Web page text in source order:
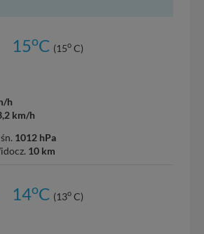
15oC (15o C)
h
km/h
1012 hPa
10 km
14oC (13o C)